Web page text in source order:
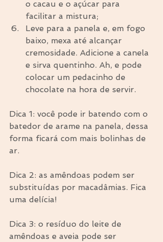
o cacau e o açúcar para
facilitar a mistura;
Leve para a panela e, em fogo
baixo, mexa até alcançar
cremosidade. Adicione a canela
e sirva quentinho. Ah, e pode
colocar um pedacinho de
chocolate na hora de servir.
Dica 1: você pode ir batendo com o
batedor de arame na panela, dessa
forma ficará com mais bolinhas de
ar.
Dica 2: as amêndoas podem ser
substituídas por macadâmias. Fica
uma delícia!
Dica 3: o resíduo do leite de
amêndoas e aveia pode ser